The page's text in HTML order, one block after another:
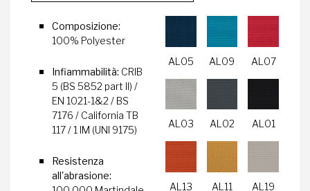
Composizione:
100% Polyester
Infiammabilità: CRIB
5 (BS 5852 part II) /
EN 1021-1&2 / BS
7176 / California TB
117 / 1 IM (UNI 9175)
Resistenza
all'abrasione:
AL05 AL09 AL07
AL03 AL02 AL01
AL13 AL11 AL19